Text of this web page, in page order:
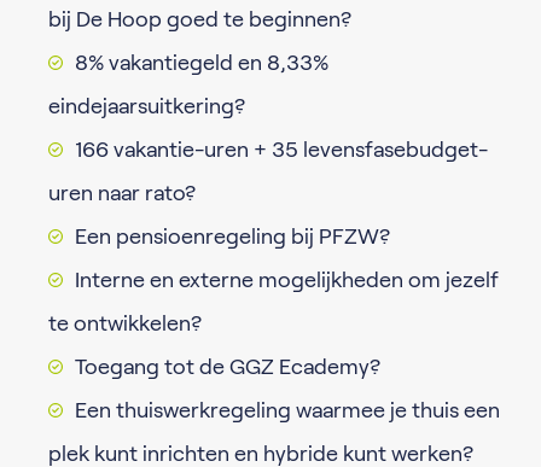
bij De Hoop goed te beginnen?
8% vakantiegeld en 8,33%
eindejaarsuitkering?
166 vakantie-uren + 35 levensfasebudget-
uren naar rato?
Een pensioenregeling bij PFZW?
Interne en externe mogelijkheden om jezelf
te ontwikkelen?
Toegang tot de GGZ Ecademy?
Een thuiswerkregeling waarmee je thuis een
plek kunt inrichten en hybride kunt werken?